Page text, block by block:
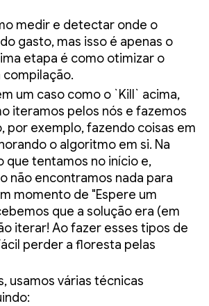
medir e detectar onde o
gasto, mas isso é apenas o
etapa é como otimizar o
um caso como o `Kill` acima,
iteramos pelos nós e fazemos
por exemplo, fazendo coisas em
o algoritmo em si. Na
que tentamos no início e,
não encontramos nada para
momento de "Espere um
que a solução era (em
iterar! Ao fazer esses tipos de
perder a floresta pelas
usamos várias técnicas